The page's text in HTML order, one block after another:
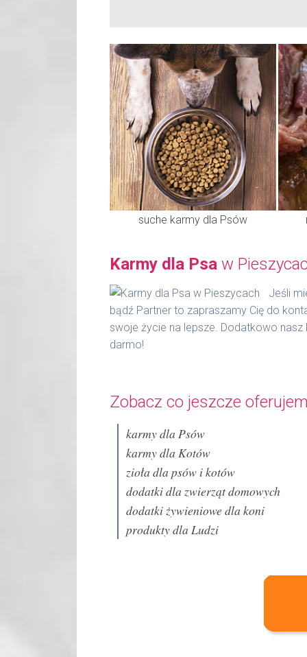
suche karmy dla Psów
Karmy dla Psa w
Jeśli
bądź Partner to zapraszamy Cię do
swoje życie na lepsze. Dodatkowo
darmo!
Zobacz co jeszcze
karmy dla Psów
karmy dla Kotów
zioła dla psów i kotów
dodatki dla zwierząt domowych
dodatki żywieniowe dla koni
produkty dla Ludzi